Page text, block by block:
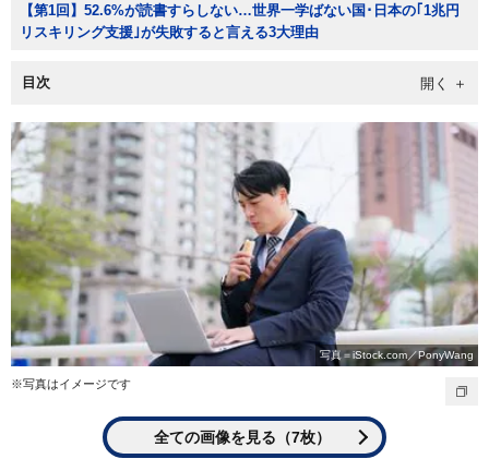
【第1回】52.6%が読書すらしない…世界一学ばない国･日本の｢1兆円
リスキリング支援｣が失敗すると言える3大理由
目次
写真＝iStock.com／PonyWang
※写真はイメージです
全ての画像を見る（7枚）